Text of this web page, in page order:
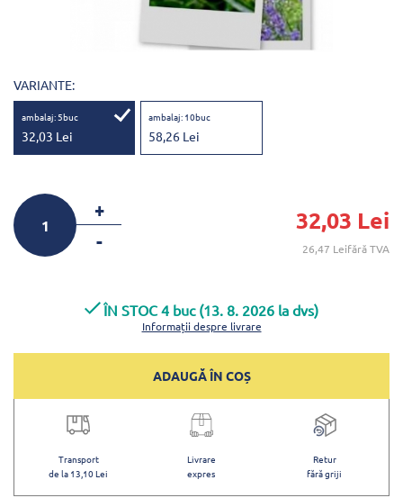
VARIANTE:
ambalaj: 5buc
32,03 Lei
ambalaj: 10buc
58,26 Lei
+
-
32,03 Lei
26,47 Leifără TVA
ÎN STOC 4 buc (13. 8. 2026 la dvs)
Informații despre livrare
ADAUGĂ ÎN COȘ
Transport
de la 13,10 Lei
Livrare
expres
Retur
fără griji